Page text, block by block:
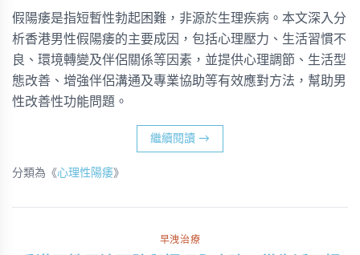
假陽痿是指短暫性勃起困難，非源於生理疾病。本文深入分
析香港男性假陽痿的主要成因，包括心理壓力、生活習慣不
良、環境轉變及伴侶關係等因素，並提供心理調節、生活型
態改善、增強伴侶溝通及專業協助等有效應對方法，幫助男
性改善性功能問題。
繼續閱讀 →
分類為《心理性陽痿》
早洩治療